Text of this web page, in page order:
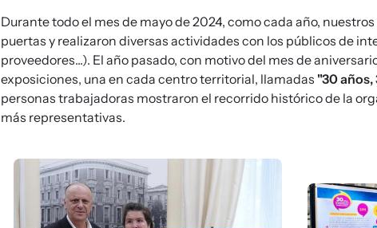
Durante todo el mes de mayo de 2024, como cada año,
puertas y realizaron diversas actividades con los públicos de
proveedores...). El año pasado, con motivo del mes de
exposiciones, una en cada centro territorial, llamadas "30
personas trabajadoras mostraron el recorrido histórico de la
más representativas.
Imagen
Imagen